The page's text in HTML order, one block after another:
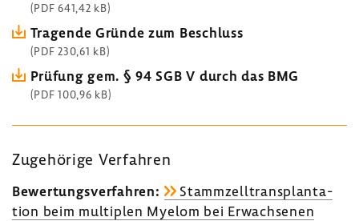
(PDF 641,42 kB)
Tragende Gründe zum Beschluss
(PDF 230,61 kB)
Prüfung gem. § 94 SGB V durch das BMG
(PDF 100,96 kB)
Zuge­hö­rige Verfahren
Bewer­tungs­ver­fahren:
Stamm­zell­trans­plan­ta­
tion beim multi­plen Myelom bei Erwach­senen